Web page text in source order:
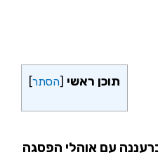
תוכן ראשי [הסתר]
עם אוהלי הפסגה